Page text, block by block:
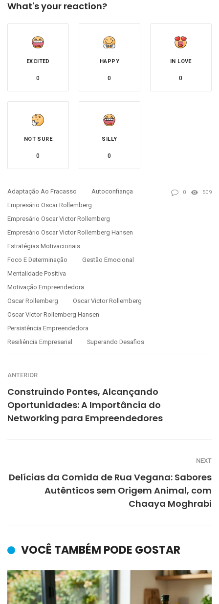
What's your reaction?
EXCITED
0
HAPPY
0
IN LOVE
0
NOT SURE
0
SILLY
0
Adaptação Ao Fracasso
Autoconfiança
Empresário Oscar Rollemberg
Empresário Oscar Victor Rollemberg
Empresário Oscar Victor Rollemberg Hansen
Estratégias Motivacionais
Foco E Determinação
Gestão Emocional
Mentalidade Positiva
Motivação Empreendedora
Oscar Rollemberg
Oscar Victor Rollemberg
Oscar Victor Rollemberg Hansen
Persistência Empreendedora
Resiliência Empresarial
Superando Desafios
0 509
ANTERIOR
Construindo Pontes, Alcançando
Oportunidades: A Importância do
Networking para Empreendedores
NEXT
Delícias da Comida de Rua Vegana: Sabores
Autênticos sem Origem Animal, com
Chaaya Moghrabi
VOCÊ TAMBÉM PODE GOSTAR